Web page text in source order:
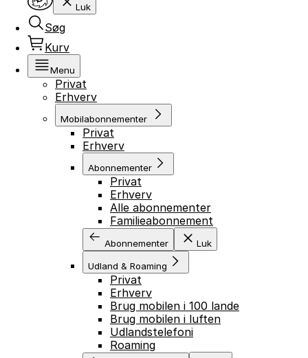
Luk
Søg
Kurv
Menu
Privat
Erhverv
Mobilabonnementer
Privat
Erhverv
Abonnementer
Privat
Erhverv
Alle abonnementer
Familieabonnement
Abonnementer Luk
Udland & Roaming
Privat
Erhverv
Brug mobilen i 100 lande
Brug mobilen i luften
Udlandstelefoni
Roaming